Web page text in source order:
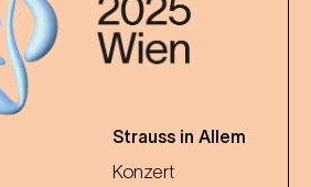
Strauss in Allem
Konzert